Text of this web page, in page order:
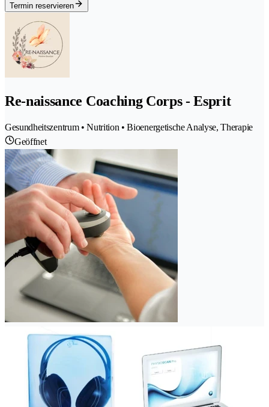
Termin reservieren
Re-naissance Coaching Corps - Esprit
Gesundheitszentrum • Nutrition • Bioenergetische Analyse, Therapie
Geöffnet